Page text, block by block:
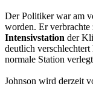
Der Politiker war am
worden. Er
Intensivstation der
deutlich
normale Station
Johnson wird derzeit